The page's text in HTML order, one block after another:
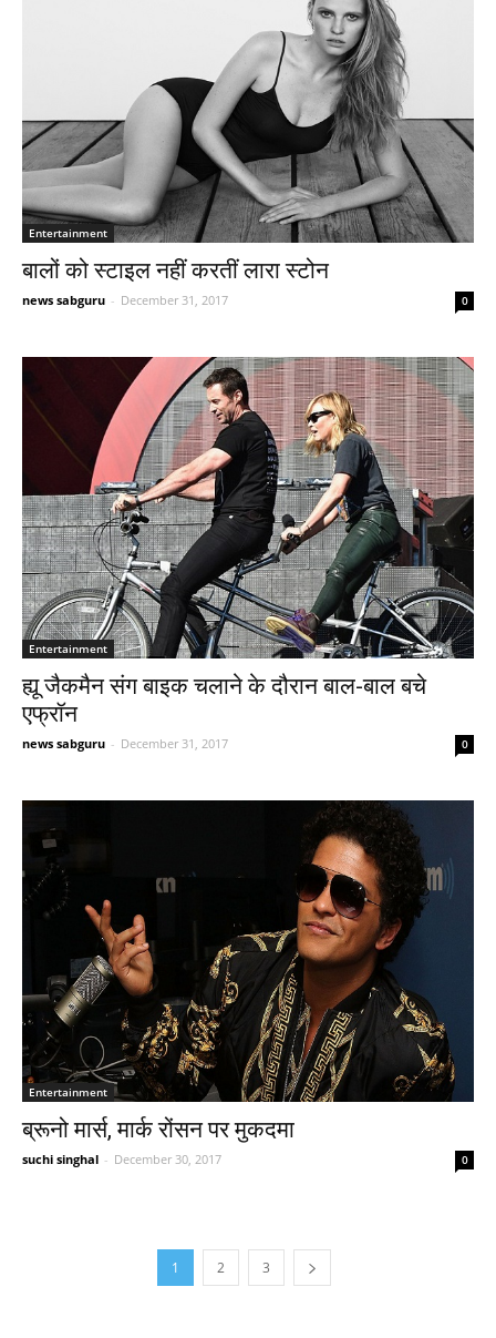
Entertainment
बालों को स्टाइल नहीं करतीं लारा स्टोन
news sabguru - December 31, 2017 0
Entertainment
ह्यू जैकमैन संग बाइक चलाने के दौरान बाल-बाल बचे
एफ्रॉन
news sabguru - December 31, 2017 0
Entertainment
ब्रूनो मार्स, मार्क रोंसन पर मुकदमा
suchi singhal - December 30, 2017 0
1 2 3